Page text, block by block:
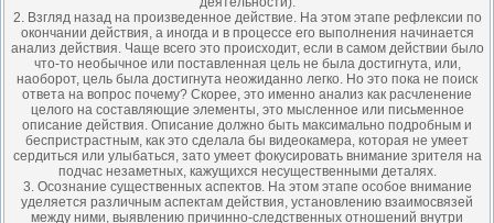
2. Взгляд назад на произведенное действие. На этом этапе рефлексии по
окончании действия, а иногда и в процессе его выполнения начинается
анализ действия. Чаще всего это происходит, если в самом действии было
что-то необычное или поставленная цель не была достигнута, или,
наоборот, цель была достигнута неожиданно легко. Но это пока не поиск
ответа на вопрос почему? Скорее, это именно анализ как расчленение
целого на составляющие элементы, это мысленное или письменное
описание действия. Описание должно быть максимально подробным и
беспристрастным, как это сделала бы видеокамера, которая не умеет
сердиться или улыбаться, зато умеет фокусировать внимание зрителя на
подчас незаметных, кажущихся несущественными деталях.
3. Осознание существенных аспектов. На этом этапе особое внимание
уделяется различным аспектам действия, установлению взаимосвязей
между ними, выявлению причинно-следственных отношений внутри